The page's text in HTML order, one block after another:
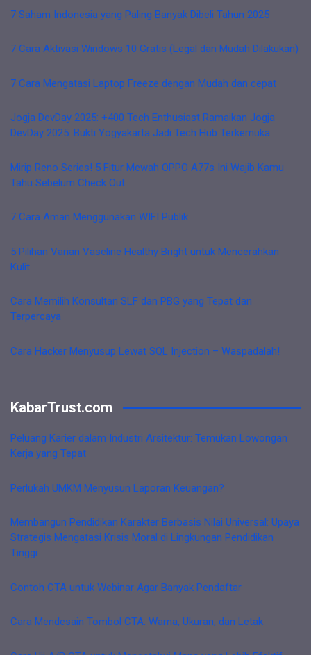
7 Saham Indonesia yang Paling Banyak Dibeli Tahun 2025
7 Cara Aktivasi Windows 10 Gratis (Legal dan Mudah Dilakukan)
7 Cara Mengatasi Laptop Freeze dengan Mudah dan cepat
Jogja DevDay 2025: +400 Tech Enthusiast Ramaikan Jogja
DevDay 2025: Bukti Yogyakarta Jadi Tech Hub Terkemuka
Mirip Reno Series! 5 Fitur Mewah OPPO A77s Ini Wajib Kamu
Tahu Sebelum Check Out
7 Cara Aman Menggunakan WIFI Publik
5 Pilihan Varian Vaseline Healthy Bright untuk Mencerahkan
Kulit
Cara Memilih Konsultan SLF dan PBG yang Tepat dan
Terpercaya
Cara Hacker Menyusup Lewat SQL Injection – Waspadalah!
KabarTrust.com
Peluang Karier dalam Industri Arsitektur: Temukan Lowongan
Kerja yang Tepat
Perlukah UMKM Menyusun Laporan Keuangan?
Membangun Pendidikan Karakter Berbasis Nilai Universal: Upaya
Strategis Mengatasi Krisis Moral di Lingkungan Pendidikan
Tinggi
Contoh CTA untuk Webinar Agar Banyak Pendaftar
Cara Mendesain Tombol CTA: Warna, Ukuran, dan Letak